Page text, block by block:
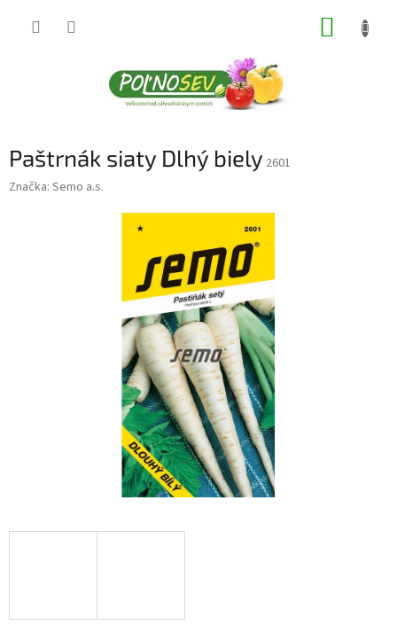
Paštrnák siaty Dlhý biely 2601
Značka: Semo a.s.